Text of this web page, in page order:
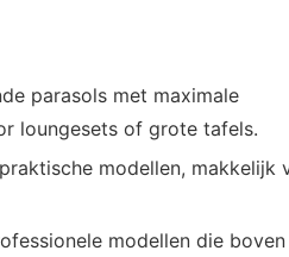
parasols met maximale
loungesets of grote tafels.
modellen, makkelijk
modellen die